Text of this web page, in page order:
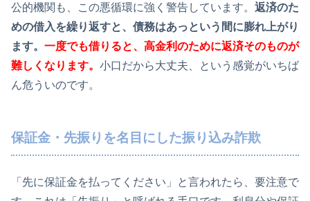
公的機関も、この悪循環に強く警告しています。 返済のた
めの借入を繰り返すと、債務はあっという間に膨れ上がり
ます。 一度でも借りると、高金利のために返済そのものが
難しくなります。 小口だから大丈夫、という感覚がいちば
ん危ういのです。
保証金・先振りを名目にした振り込み詐欺
「先に保証金を払ってください」と言われたら、要注意で